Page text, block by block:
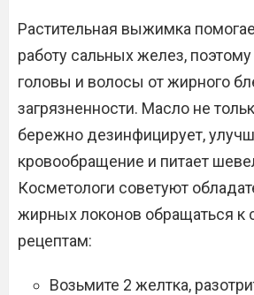
Растительная выжимка
работу сальных желез,
головы и волосы от жирного
загрязненности. Масло не
бережно дезинфицирует,
кровообращение и питает
Косметологи советуют
жирных локонов обращаться
рецептам:
Возьмите 2 желтка,